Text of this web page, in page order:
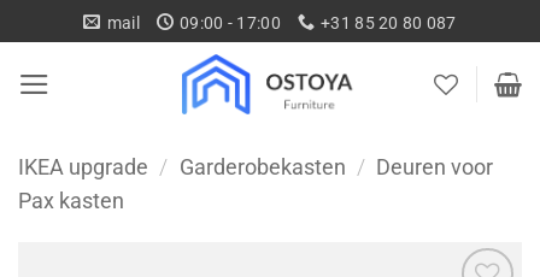
naar
inhoud
mail 09:00 - 17:00 +31 85 20 80 087
IKEA upgrade / Garderobekasten /
Deuren voor
Pax kasten